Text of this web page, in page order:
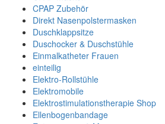
CPAP Zubehör
Direkt Nasenpolstermasken
Duschklappsitze
Duschocker & Duschstühle
Einmalkatheter Frauen
einteilig
Elektro-Rollstühle
Elektromobile
Elektrostimulationstherapie Shop
Ellenbogenbandage